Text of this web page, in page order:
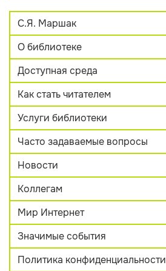
С.Я. Маршак
О библиотеке
Доступная среда
Как стать читателем
Услуги библиотеки
Часто задаваемые вопросы
Новости
Коллегам
Мир Интернет
Значимые события
Политика конфиденциальности